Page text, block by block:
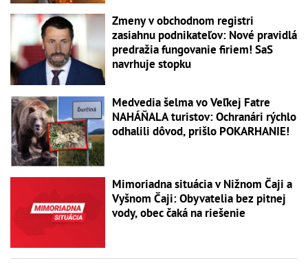
Zmeny v obchodnom registri
zasiahnu podnikateľov: Nové pravidlá
predražia fungovanie firiem! SaS
navrhuje stopku
Medvedia šelma vo Veľkej Fatre
NAHÁŇALA turistov: Ochranári rýchlo
odhalili dôvod, prišlo POKARHANIE!
Mimoriadna situácia v Nižnom Čaji a
Vyšnom Čaji: Obyvatelia bez pitnej
vody, obec čaká na riešenie